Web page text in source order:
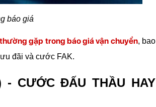
báo giá
gặp trong báo giá vận chuyển, bao
đãi và cước FAK.
- CƯỚC ĐẤU THẦU HAY